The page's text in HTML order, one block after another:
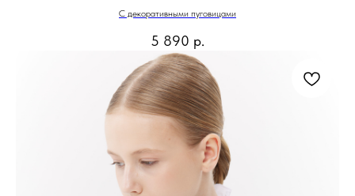
С декоративными пуговицами
5 890 р.